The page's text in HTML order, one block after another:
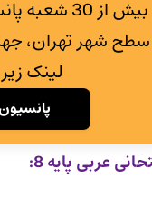
بیش از 30
سطح شهر تهران،
لینک
عربی پایه 8: